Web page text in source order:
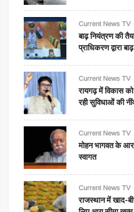
Current News TV
बाढ़ नियंत्रण की
प्राधिकरण द्वारा
Current News TV
रायगढ़ में विकास
रही सुविधाओं की
Current News TV
मोहन भागवत के
स्वागत
Current News TV
राजस्थान में खाद-